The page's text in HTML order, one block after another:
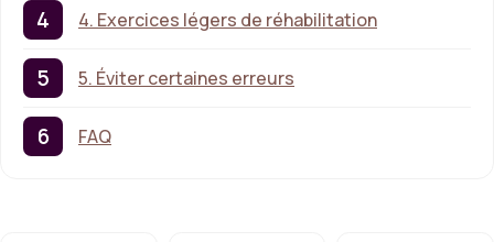
4. Exercices légers de réhabilitation
5. Éviter certaines erreurs
FAQ